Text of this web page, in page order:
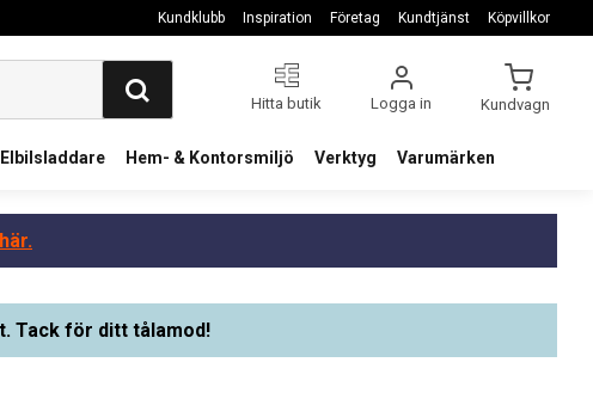
Kundklubb Inspiration Företag Kundtjänst Köpvillkor
Hitta butik Logga in Kundvagn
Elbilsladdare Hem- & Kontorsmiljö Verktyg Varumärken
Tack för ditt tålamod!